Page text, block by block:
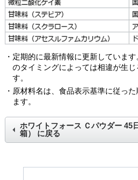
・定期的に最新情報に更新していま
のタイミングによっては相違が生じ
す。
・原材料名は、食品表示基準に従っ
ます。
ホワイトフォース Ｃパウダー 45
箱）
に戻る